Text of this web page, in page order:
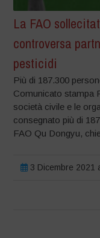
La FAO
controversa
pesticidi
Più di 187.300
Comunicato stampa
società civile e le
consegnato più di
FAO Qu Dongyu,
3 Dicembre 2021